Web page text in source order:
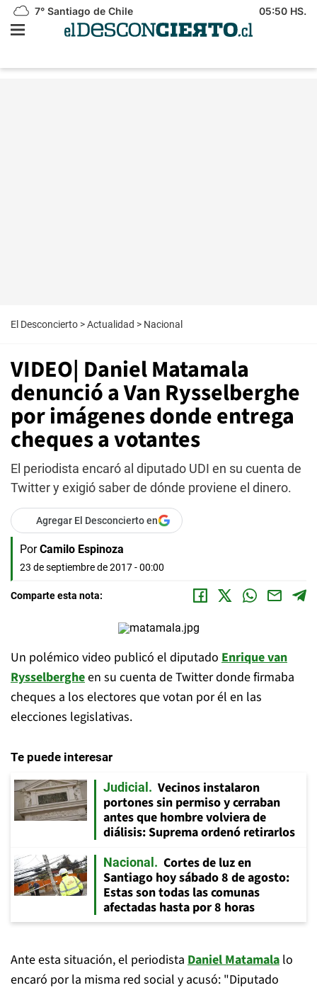
7° Santiago de Chile 05:50 HS.
El Desconcierto >Actualidad > Nacional
VIDEO| Daniel Matamala
denunció a Van Rysselberghe
por imágenes donde entrega
cheques a votantes
El periodista encaró al diputado UDI en su cuenta de
Twitter y exigió saber de dónde proviene el dinero.
Agregar El Desconcierto en
Por Camilo Espinoza
23 de septiembre de 2017 - 00:00
Comparte esta nota:
Un polémico video publicó el diputado Enrique van
Rysselbergheen su cuenta de Twitter donde firmaba
cheques a los electores que votan por él en las
elecciones legislativas.
Te puede interesar
Judicial
Vecinos instalaron
portones sin permiso y cerraban
antes que hombre volviera de
diálisis: Suprema ordenó retirarlos
Nacional
Cortes de luz en
Santiago hoy sábado 8 de agosto:
Estas son todas las comunas
afectadas hasta por 8 horas
Ante esta situación, el periodista Daniel Matamala lo
encaró por la misma red social y acusó: "Diputado